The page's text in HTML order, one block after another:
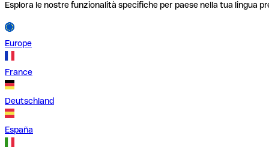
Esplora le nostre funzionalità specifiche per paese nella tua lingua
Europe
France
Deutschland
España